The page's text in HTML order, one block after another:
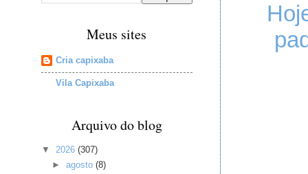
Meus sites
Cria capixaba
Vila Capixaba
Arquivo do blog
▼ 2026 (307)
►agosto(8)